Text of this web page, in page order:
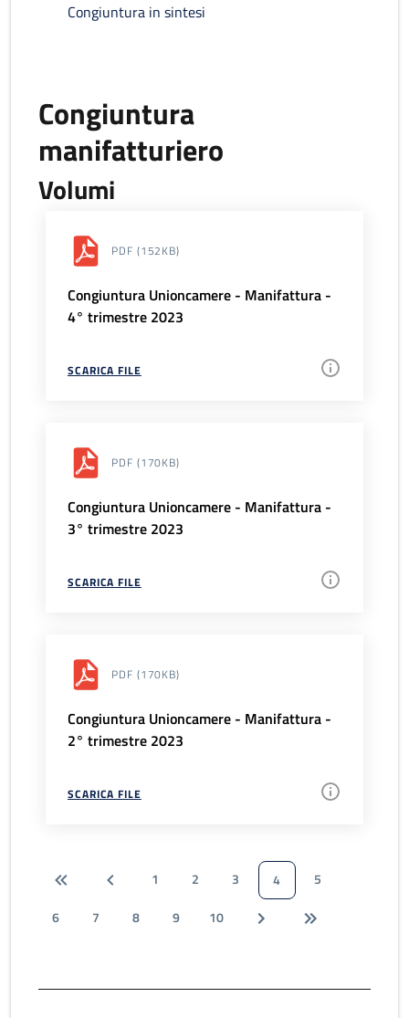
Congiuntura in sintesi
Congiuntura
manifatturiero
Volumi
PDF (152KB)
Congiuntura Unioncamere - Manifattura -
4° trimestre 2023
SCARICA FILE
PDF (170KB)
Congiuntura Unioncamere - Manifattura -
3° trimestre 2023
SCARICA FILE
PDF (170KB)
Congiuntura Unioncamere - Manifattura -
2° trimestre 2023
SCARICA FILE
1 2 3 4
5
6
7 8 9 10